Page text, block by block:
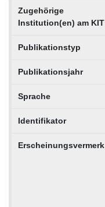
Zugehörige
Institution(en) am KIT
Publikationstyp
Publikationsjahr
Sprache
Identifikator
Erscheinungsvermerk